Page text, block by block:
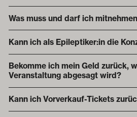
Was muss und darf ich
Kann ich als Epileptiker:in die
Bekomme ich mein Geld zurück,
Veranstaltung abgesagt wird?
Kann ich Vorverkauf-Tickets